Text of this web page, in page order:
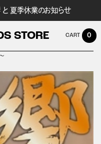
夏季休業のお知らせ
STORE 0